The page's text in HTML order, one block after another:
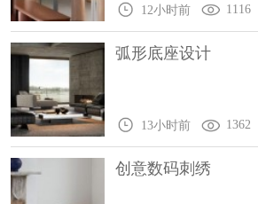
12小时前 1116
弧形底座设计
13小时前 1362
创意数码刺绣